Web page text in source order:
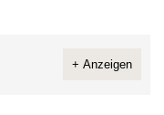
+ Anzeigen